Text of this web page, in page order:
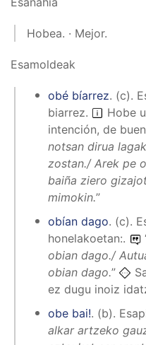
Hobea. · Mejor.
Esamoldeak
obé bíarrez. (c).
biarrez.
Hobe
intención, de
notsan dirua
zostan./ Arek pe
baiña ziero
mimokin.”
obían dago. (c).
honelakoetan:.
obian dago./
obian dago.”
ez dugu inoiz
obe bai!. (b).
alkar artzeko